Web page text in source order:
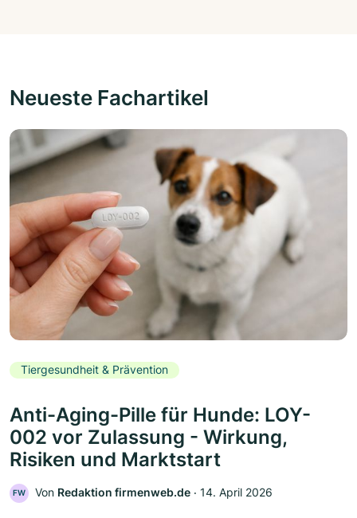
Neueste Fachartikel
Tiergesundheit & Prävention
Anti-Aging-Pille für Hunde: LOY-
002 vor Zulassung - Wirkung,
Risiken und Marktstart
FW Von Redaktion firmenweb.de ‧ 14. April 2026